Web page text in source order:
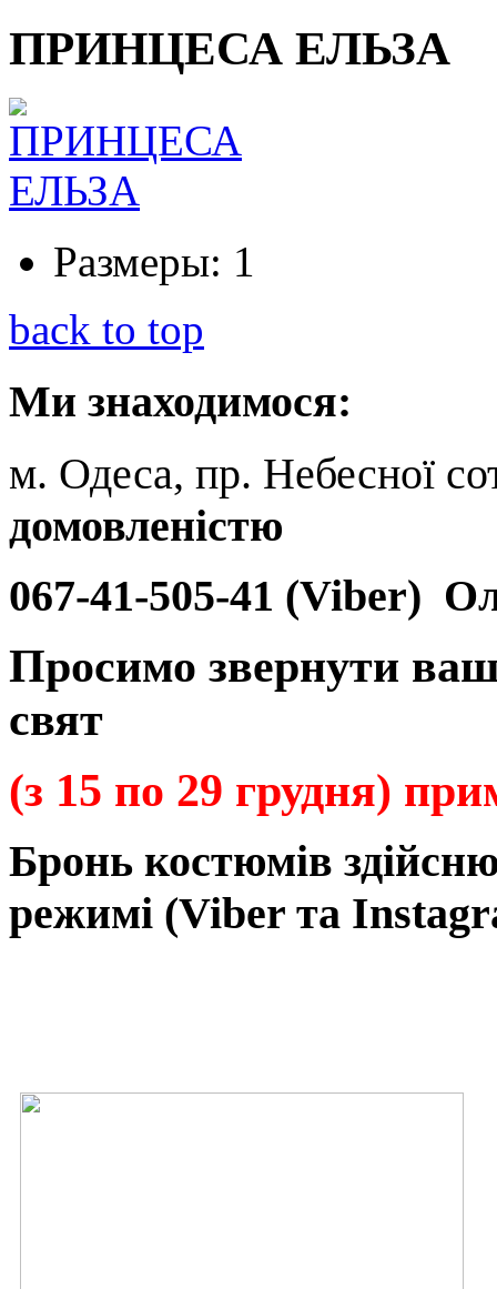
ПРИНЦЕСА ЕЛЬЗА
Размеры: 1
back to top
Ми знаходимося:
м. Одеса, пр. Небесної
домовленістю
067-41-505-41 (Viber)
Просимо звернути
свят
(з 15 по 29 грудня)
Бронь костюмів
режимі (Viber та